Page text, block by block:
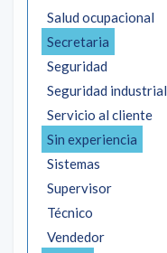
Salud ocupacional
Secretaria
Seguridad
Seguridad industrial
Servicio al cliente
Sin experiencia
Sistemas
Supervisor
Técnico
Vendedor